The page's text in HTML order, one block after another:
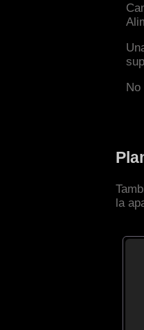
No
la